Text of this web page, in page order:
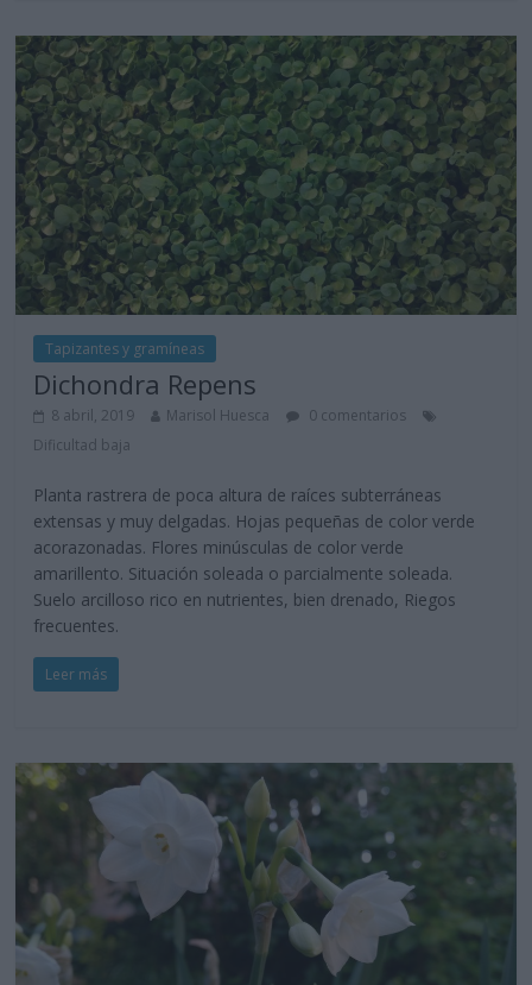
Tapizantes y gramíneas
Dichondra Repens
8 abril, 2019 Marisol Huesca
0 comentarios
Dificultad baja
Planta rastrera de poca altura de raíces subterráneas
extensas y muy delgadas. Hojas pequeñas de color verde
acorazonadas. Flores minúsculas de color verde
amarillento. Situación soleada o parcialmente soleada.
Suelo arcilloso rico en nutrientes, bien drenado, Riegos
frecuentes.
Leer más